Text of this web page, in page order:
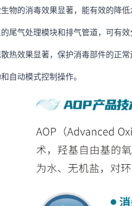
生物的消毒效果显著，能有效的降
的尾气处理模块和排气管道，可有
散热效果显著，保护消毒部件的正常
自动模式控制操作。